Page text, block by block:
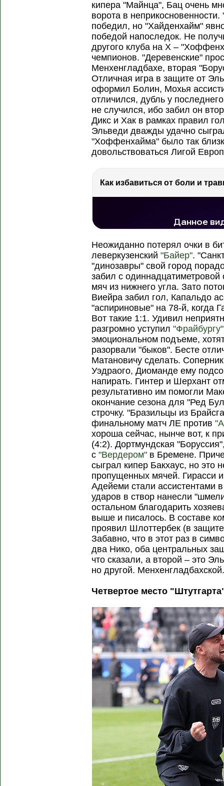
кипера "Майнца", Бац очень
ворота в
победил, но "Хайденхайм"
победой напоследок. Не
другого клуба на Х –
чемпионов. "Деревенские"
Менхенгладбахе, вторая
Отличная игра в защите от
оформил Болин, Мохья
отличился, дубль у
не случился, ибо забил он
Дикс и Хак в рамках правил
Эльведи дважды удачно
"Хоффенхайма" было так
довольствоваться Лигой
Как избавиться от боли и
Неожиданно потерял очки в
леверкузенский"Байер".
"динозавры" свой город
забил с
мяч из нижнего угла. Зато
Виейра забил гол, Капальдо
"аспириновые" на 78-й, когда
Вот такие 1:1. Удивил
разгромно уступил"Фрайбургу"
эмоциональном подъеме,
разорвали "быков". Бесте
Матановичу сделать.
Уэдраого, Диоманде ему
напирать. Гинтер и Шерхант
результативно им помогли
окончание сезона для "Ред
строчку. "Бразильцы из
финальному матч ЛЕ против
хороша сейчас, нынче вот, к
(4:2). Дортмундская
с"Вердером" в Бремене.
сыграл кипер Бакхаус, но это
пропущенных мячей. Гирасси
Адейеми стали ассистентами
ударов в створ нанесли
остальном благодарить
выше и писалось. В составе
проявил Шлоттербек (в
Забавно, что в этот раз в
два Нико, оба центральных
что сказали, а второй – это
но другой.
Четвертое место